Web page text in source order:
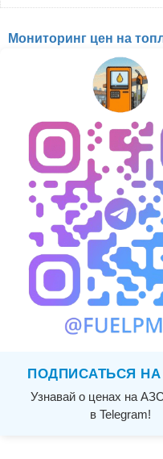
Мониторинг цен на
ПОДПИСАТЬСЯ НА
Узнавай о ценах на
в Telegram!